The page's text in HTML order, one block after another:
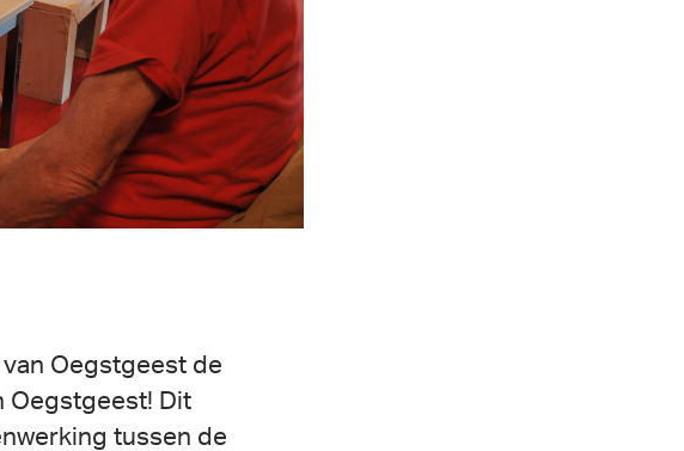
Oegstgeest de
Oegstgeest! Dit
tussen de